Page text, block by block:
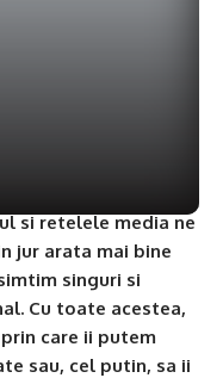
si retelele media ne
jur arata mai bine
singuri si
Cu toate acestea,
care ii putem
sau, cel putin, sa ii